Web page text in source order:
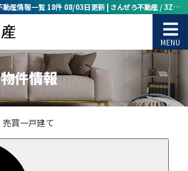
倉敷市 児島小学校 学区 売買一戸建て 不動産情報一覧 18件 08/03日更新 | さんぜろ不動産 / 3ZERO株式会社
物件情報
倉敷市 児島小学校 学区, 売買一戸建て